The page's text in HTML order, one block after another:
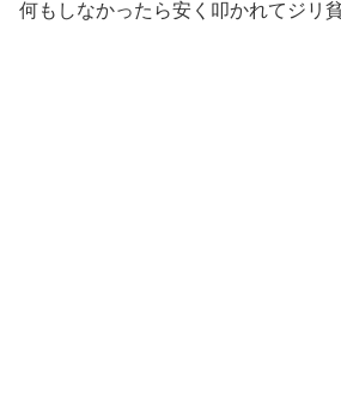
何もしなかったら安く叩かれてジリ貧